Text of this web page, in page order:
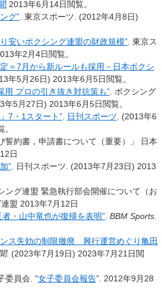
2013年6月14日閲覧。
グ”. 東京スポーツ. (2012年4月8日)
安いボクシング連盟の財政規模”. 東京ス
年2月4日閲覧。
＝7月から新ルールも採用－日本ボクシ
年5月26日) 2013年6月5日閲覧。
用 プロの引き抜き対抗策も”. ボクシング
年5月27日) 2013年6月5日閲覧。
7・1スタート”. 日刊スポーツ. (2013年6
誓約書，申請書について（重要）」 日本
日
”. 日刊スポーツ. (2013年7月23日) 2013
ング連盟 緊急執行部会開催について（お
盟 2013年7月12日
・山中竜也が復帰を表明”. BBM Sports.
ス失効の制限撤廃 興行運営めぐり亀田
. (2023年7月19日) 2023年7月21日閲
委員会. “女子委員会報告”. 2012年9月28